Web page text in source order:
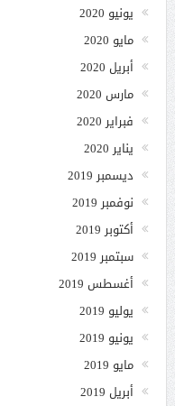
يونيو 2020
مايو 2020
أبريل 2020
مارس 2020
فبراير 2020
يناير 2020
ديسمبر 2019
نوفمبر 2019
أكتوبر 2019
سبتمبر 2019
أغسطس 2019
يوليو 2019
يونيو 2019
مايو 2019
أبريل 2019